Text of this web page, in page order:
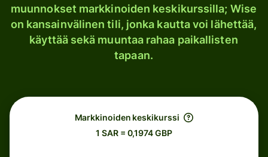
muunnokset markkinoiden keskikurssilla; Wise
on kansainvälinen tili, jonka kautta voi lähettää,
käyttää sekä muuntaa rahaa paikallisten
tapaan.
Markkinoiden keskikurssi
1 SAR = 0,1974 GBP